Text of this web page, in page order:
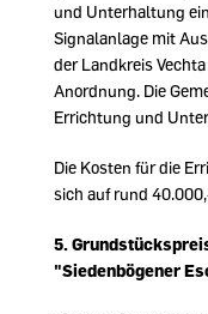
und Unterhaltung
Signalanlage mit
der Landkreis
Anordnung. Die
Errichtung und
Die Kosten für die
sich auf rund
5.
"Siedenbögener